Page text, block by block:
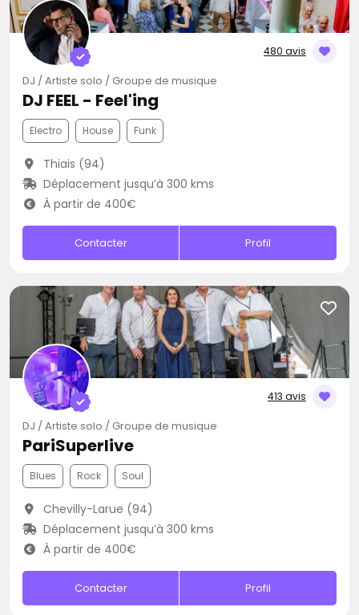
480 avis
DJ / Artiste solo / Groupe de musique
DJ FEEL - Feel'ing
Electro House Funk
Thiais (94)
Déplacement jusqu’à 300 kms
À partir de 400€
Contacter Profil
413 avis
DJ / Artiste solo / Groupe de musique
PariSuperlive
Blues Rock Soul
Chevilly-Larue (94)
Déplacement jusqu’à 300 kms
À partir de 400€
Contacter Profil